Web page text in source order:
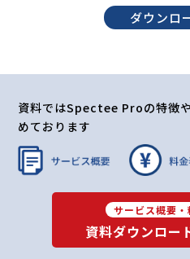
ダウンロ
資料ではSpectee Proの特徴
めております
サービス概要
資料ダウンロー